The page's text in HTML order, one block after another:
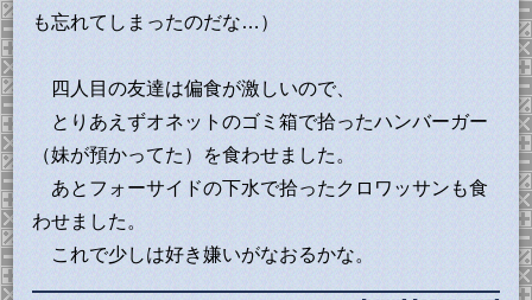
も忘れてしまったのだな…）
四人目の友達は偏食が激しいので、
とりあえずオネットのゴミ箱で拾ったハンバーガー
（妹が預かってた）を食わせました。
あとフォーサイドの下水で拾ったクロワッサンも食
わせました。
これで少しは好き嫌いがなおるかな。